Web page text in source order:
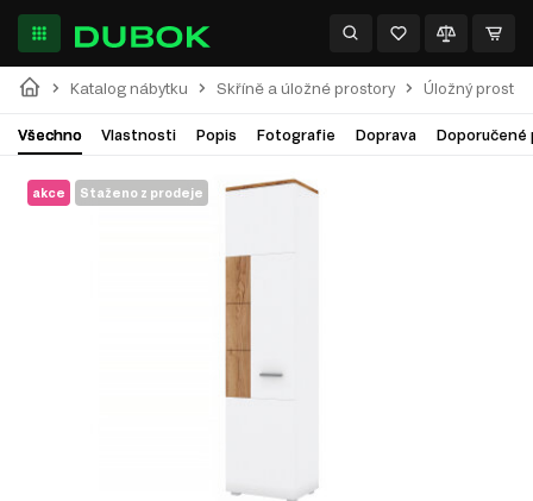
Katalog nábytku Skříně a úložné prostory Úložný prostor
Všechno Vlastnosti Popis Fotografie Doprava Doporučené
akce Staženo z prodeje